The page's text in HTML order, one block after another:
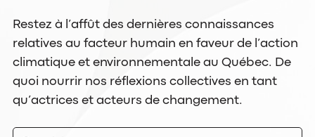
Restez à l’affût des dernières connaissances
relatives au facteur humain en faveur de l’action
climatique et environnementale au Québec. De
quoi nourrir nos réflexions collectives en tant
qu’actrices et acteurs de changement.